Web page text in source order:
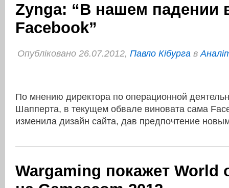
Zynga: “В нашем падении
Facebook”
Опубліковано 26.07.2012, Павло Кібурга в
По мнению директора по операционной
Шапперта, в текущем обвале виновата сама
изменила дизайн сайта, дав предпочтение
Wargaming покажет World